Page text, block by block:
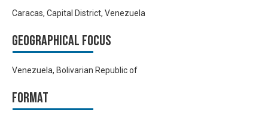
Caracas, Capital District, Venezuela
Geographical focus
Venezuela, Bolivarian Republic of
Format